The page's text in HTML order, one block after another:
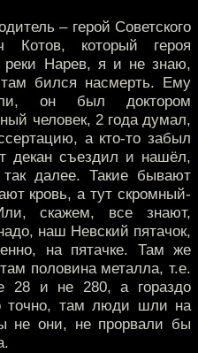
– герой Советского
Котов, который героя
реки Нарев, я и не знаю,
бился насмерть. Ему
он был доктором
человек, 2 года думал,
а кто-то забыл
декан съездил и нашёл,
далее. Такие бывают
кровь, а тут скромный-
скажем, все знают,
наш Невский пятачок,
на пятачке. Там же
половина металла, т.е.
28 и не 280, а гораздо
точно, там люди шли на
не они, не прорвали бы